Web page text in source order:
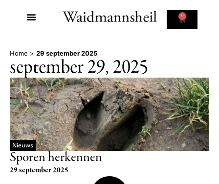
0
Home > 29 september 2025
september 29, 2025
Nieuws
Sporen herkennen
29 september 2025